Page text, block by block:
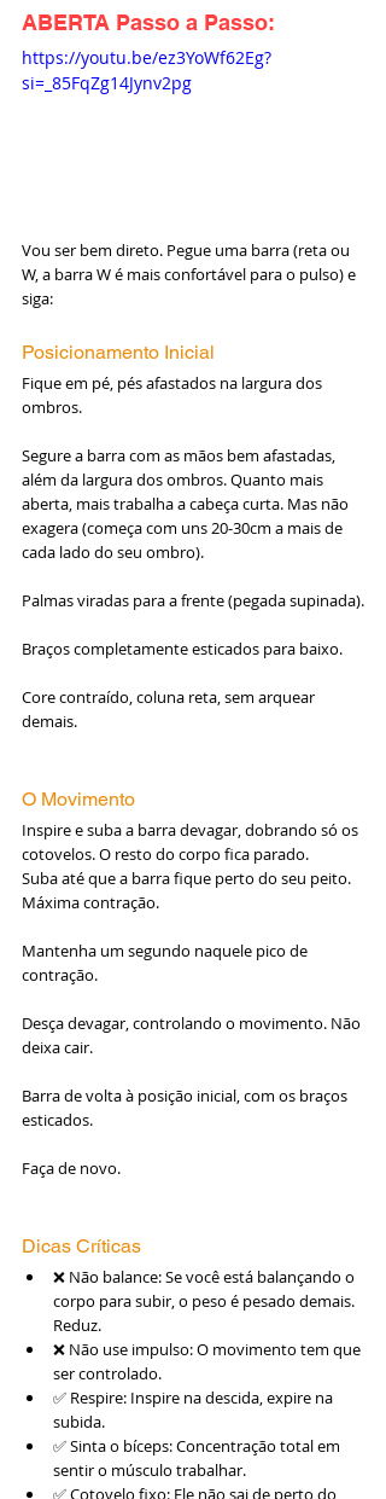
ABERTA Passo a Passo:
https://youtu.be/ez3YoWf62Eg?
si=_85FqZg14Jynv2pg
Vou ser bem direto. Pegue uma barra (reta ou
W, a barra W é mais confortável para o pulso) e
siga:
Posicionamento Inicial
Fique em pé, pés afastados na largura dos
ombros.
Segure a barra com as mãos bem afastadas,
além da largura dos ombros. Quanto mais
aberta, mais trabalha a cabeça curta. Mas não
exagera (começa com uns 20-30cm a mais de
cada lado do seu ombro).
Palmas viradas para a frente (pegada supinada).
Braços completamente esticados para baixo.
Core contraído, coluna reta, sem arquear
demais.
O Movimento
Inspire e suba a barra devagar, dobrando só os
cotovelos. O resto do corpo fica parado.
Suba até que a barra fique perto do seu peito.
Máxima contração.
Mantenha um segundo naquele pico de
contração.
Desça devagar, controlando o movimento. Não
deixa cair.
Barra de volta à posição inicial, com os braços
esticados.
Faça de novo.
Dicas Críticas
❌ Não balance: Se você está balançando o
corpo para subir, o peso é pesado demais.
Reduz.
❌ Não use impulso: O movimento tem que
ser controlado.
✅ Respire: Inspire na descida, expire na
subida.
✅ Sinta o bíceps: Concentração total em
sentir o músculo trabalhar.
✅ Cotovelo fixo: Ele não sai de perto do